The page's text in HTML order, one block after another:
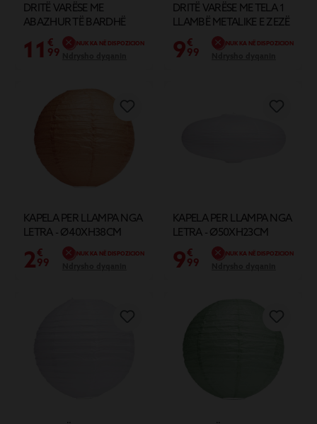
DRITË VARËSE ME
ABAZHUR TË BARDHË
L29X33H18 LED E27
11 €
99
NUK KA NË DISPOZICION
DRITË VARËSE ME TELA 1
LLAMBË METALIKE E ZEZË
9€
99
NUK KA NË DISPOZICION
KAPELA PER LLAMPA NGA
LETRA - Ø40XH38CM
2€
99
NUK KA NË DISPOZICION
KAPELA PER LLAMPA NGA
LETRA - Ø50XH23CM
9€
99
NUK KA NË DISPOZICION